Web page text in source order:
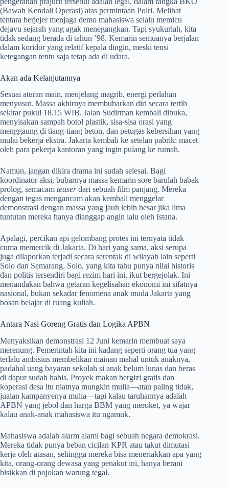
(Bawah Kendali Operasi) atas permintaan Polri. Melihat
tentara berjejer menjaga demo mahasiswa selalu memicu
dejavu sejarah yang agak menegangkan. Tapi syukurlah, kita
tidak sedang berada di tahun ’98. Kemarin semuanya berjalan
dalam koridor yang relatif kepala dingin, meski tensi
ketegangan tentu saja tetap ada di udara.
Akan ada Kelanjutannya
Sesuai aturan main, menjelang magrib, energi perlahan
menyusut. Massa akhirnya membubarkan diri secara tertib
sekitar pukul 18.15 WIB. Jalan Sudirman kembali dibuka,
menyisakan sampah botol plastik, sisa-sisa orasi yang
menggaung di tiang-tiang beton, dan petugas kebersihan yang
mulai bekerja ekstra. Jakarta kembali ke setelan pabrik: macet
oleh para pekerja kantoran yang ingin pulang ke rumah.
Namun, jangan dikira drama ini sudah selesai. Bagi
koordinator aksi, bubarnya massa kemarin sore barulah babak
prolog, semacam teaserdari sebuah film panjang. Mereka
dengan tegas mengancam akan kembali menggelar
demonstrasi dengan massa yang jauh lebih besar jika lima
tuntutan mereka hanya dianggap angin lalu oleh Istana.
Apalagi, percikan api gelombang protes ini ternyata tidak
cuma memercik di Jakarta. Di hari yang sama, aksi serupa
juga dilaporkan terjadi secara serentak di wilayah lain seperti
Solo dan Semarang. Solo, yang kita tahu punya nilai historis
dan politis tersendiri bagi rezim hari ini, ikut bergejolak. Ini
menandakan bahwa getaran kegelisahan ekonomi ini sifatnya
nasional, bukan sekadar fenomena anak muda Jakarta yang
bosan belajar di ruang kuliah.
Antara Nasi Goreng Gratis dan Logika APBN
Menyaksikan demonstrasi 12 Juni kemarin membuat saya
merenung. Pemerintah kita ini kadang seperti orang tua yang
terlalu ambisius membelikan mainan mahal untuk anaknya,
padahal uang bayaran sekolah si anak belum lunas dan beras
di dapur sudah habis. Proyek makan bergizi gratis dan
koperasi desa itu niatnya mungkin mulia—atau paling tidak,
jualan kampanyenya mulia—tapi kalau taruhannya adalah
APBN yang jebol dan harga BBM yang meroket, ya wajar
kalau anak-anak mahasiswa itu ngamuk.
Mahasiswa adalah alarm alami bagi sebuah negara demokrasi.
Mereka tidak punya beban cicilan KPR atau takut dimutasi
kerja oleh atasan, sehingga mereka bisa meneriakkan apa yang
kita, orang-orang dewasa yang penakut ini, hanya berani
bisikkan di pojokan warung tegal.